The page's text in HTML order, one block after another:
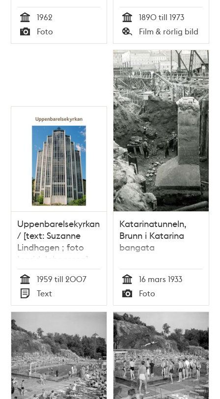
Tid
1962
Typ
Foto Tid
1890 till 1973
Typ
Film & rörlig bild
Uppenbarelsekyrkan
/ [text: Suzanne
Lindhagen ; foto
Ingrid Johansson]
Tid
1959 till 2007
Typ
Text
Katarinatunneln,
Brunn i Katarina
bangata
Tid
16 mars 1933
Typ
Foto